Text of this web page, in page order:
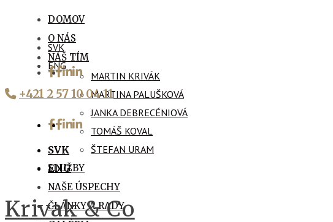
DOMOV
O NÁS
NÁŠ TÍM
MARTIN KRIVÁK
MARTINA PALUŠKOVÁ
JANKA DEBRECÉNIOVÁ
TOMÁŠ KOVAL
ŠTEFAN URAM
SLUŽBY
NAŠE ÚSPECHY
ČLÁNKY A RADY
SVK
ENG
+421 2 57 10 04 11
SVK
ENG
Krivak & Co